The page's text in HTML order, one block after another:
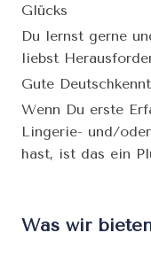
Glücks
Du lernst gerne
liebst
Gute
Wenn Du erste
Lingerie- und/
hast, ist das ein
Was wir